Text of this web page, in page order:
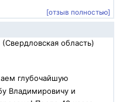
[отзыв полностью]
область)
глубочайшую
Владимировичу и